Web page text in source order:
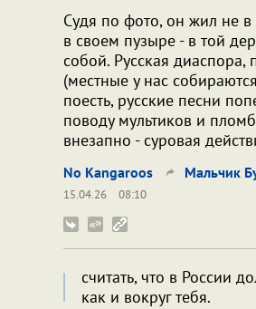
Судя по фото, он жил не
в своем пузыре - в той
собой. Русская диаспора,
(местные у нас
поесть, русские песни
поводу мультиков и
внезапно - суровая
No Kangaroos Мальчик
15.04.26
08:10
считать, что в России
как и вокруг тебя.